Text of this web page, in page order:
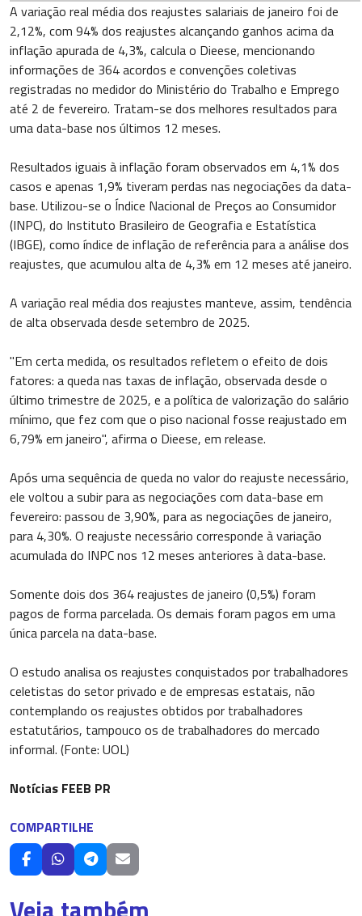
A variação real média dos reajustes salariais de janeiro foi de
2,12%, com 94% dos reajustes alcançando ganhos acima da
inflação apurada de 4,3%, calcula o Dieese, mencionando
informações de 364 acordos e convenções coletivas
registradas no medidor do Ministério do Trabalho e Emprego
até 2 de fevereiro. Tratam-se dos melhores resultados para
uma data-base nos últimos 12 meses.
Resultados iguais à inflação foram observados em 4,1% dos
casos e apenas 1,9% tiveram perdas nas negociações da data-
base. Utilizou-se o Índice Nacional de Preços ao Consumidor
(INPC), do Instituto Brasileiro de Geografia e Estatística
(IBGE), como índice de inflação de referência para a análise dos
reajustes, que acumulou alta de 4,3% em 12 meses até janeiro.
A variação real média dos reajustes manteve, assim, tendência
de alta observada desde setembro de 2025.
"Em certa medida, os resultados refletem o efeito de dois
fatores: a queda nas taxas de inflação, observada desde o
último trimestre de 2025, e a política de valorização do salário
mínimo, que fez com que o piso nacional fosse reajustado em
6,79% em janeiro", afirma o Dieese, em release.
Após uma sequência de queda no valor do reajuste necessário,
ele voltou a subir para as negociações com data-base em
fevereiro: passou de 3,90%, para as negociações de janeiro,
para 4,30%. O reajuste necessário corresponde à variação
acumulada do INPC nos 12 meses anteriores à data-base.
Somente dois dos 364 reajustes de janeiro (0,5%) foram
pagos de forma parcelada. Os demais foram pagos em uma
única parcela na data-base.
O estudo analisa os reajustes conquistados por trabalhadores
celetistas do setor privado e de empresas estatais, não
contemplando os reajustes obtidos por trabalhadores
estatutários, tampouco os de trabalhadores do mercado
informal. (Fonte: UOL)
Notícias FEEB PR
COMPARTILHE